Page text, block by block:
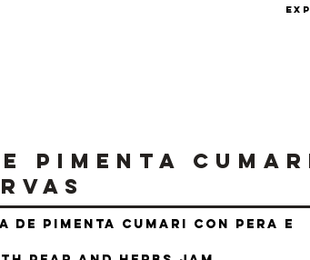
Pimenta
de Pimenta Cumari con Pera e